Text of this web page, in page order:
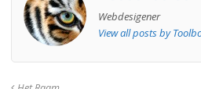
Webdesigener
View all posts by